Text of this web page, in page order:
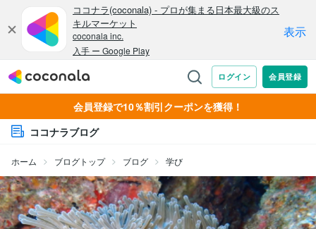
会員登録で10％割引クーポンを獲得！
ココナラブログ
ホーム ブログトップ ブログ 学び